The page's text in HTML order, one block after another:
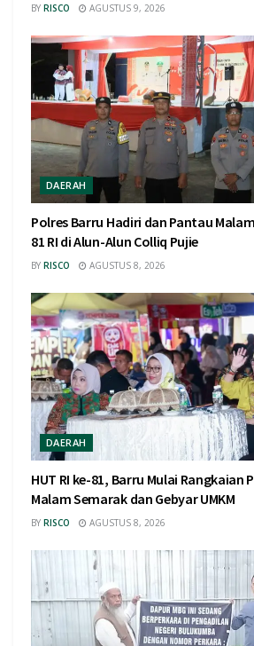
BY RISCO AGUSTUS 9, 2026
DAERAH
Polres Barru Hadiri dan Pantau
81 RI di Alun-Alun Colliq Pujie
BY RISCO AGUSTUS 8, 2026
DAERAH
HUT RI ke-81, Barru Mulai Rangkaian
Malam Semarak dan Gebyar UMKM
BY RISCO AGUSTUS 8, 2026